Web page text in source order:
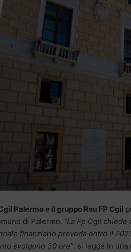
Palermo e il gruppo Rsu FP Cgil
di Palermo. “La Fp Cgil
finanziario preveda entro il
svolgono 30 ore”, si legge in una